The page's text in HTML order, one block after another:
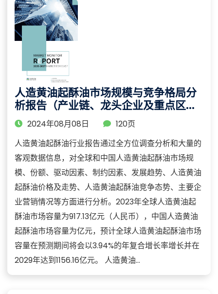
人造黄油起酥油市场规模与竞争格局分
析报告（产业链、龙头企业及重点区域
研究）
2024年08月08日
120页
人造黄油起酥油行业报告通过全方位调查分析和大量的
客观数据信息，对全球和中国人造黄油起酥油市场规
模、份额、驱动因素、制约因素、发展趋势、人造黄油
起酥油价格及走势、人造黄油起酥油竞争态势、主要企
业营销情况等方面进行分析。2023年全球人造黄油起
酥油市场容量为917.13亿元（人民币），中国人造黄油
起酥油市场容量为亿元，预计全球人造黄油起酥油市场
容量在预测期间将会以3.94%的年复合增长率增长并在
2029年达到1156.16亿元。 人造黄油...